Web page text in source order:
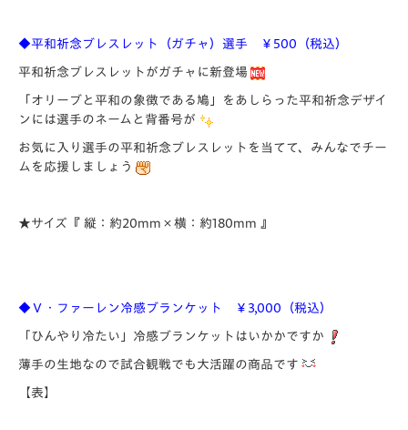
◆平和祈念ブレスレット（ガチャ）選手 ￥500（税込）
平和祈念ブレスレットがガチャに新登場
「オリーブと平和の象徴である鳩」をあしらった平和祈念デザイ
ンには選手のネームと背番号が
お気に入り選手の平和祈念ブレスレットを当てて、みんなでチー
ムを応援しましょう
★サイズ『 縦：約20mm×横：約180mm 』
◆Ｖ・ファーレン冷感ブランケット ￥3,000（税込）
「ひんやり冷たい」冷感ブランケットはいかかですか
薄手の生地なので試合観戦でも大活躍の商品です
【表】